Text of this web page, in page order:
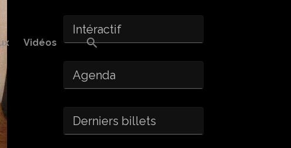
Vidéos
Intéractif
Agenda
Derniers billets